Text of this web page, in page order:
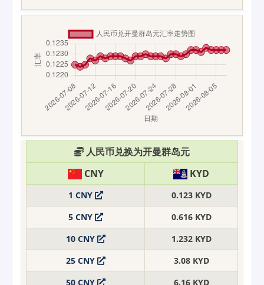
人民币兑换为开曼群岛元
CNY
KYD
1 CNY
0.123 KYD
5 CNY
0.616 KYD
10 CNY
1.232 KYD
25 CNY
3.08 KYD
50 CNY
6.16 KYD